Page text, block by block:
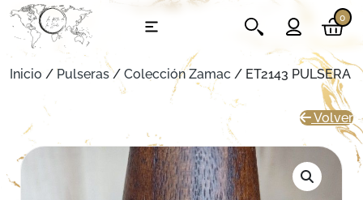
0
Inicio / Pulseras/ Colección Zamac / ET2143 PULSERA
Volver